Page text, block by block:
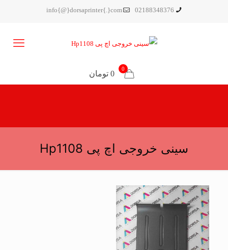
02188348376
info{@}dorsaprinter{.}com
0
0 تومان
سینی خروجی اچ پی Hp1108